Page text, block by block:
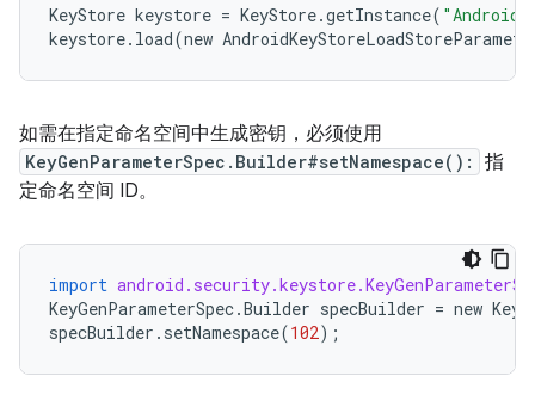
KeyStore keystore = KeyStore.getInstance(
keystore. load(new
如需在指定命名空间中生成密钥，必须使用
KeyGenParameterSpec.Builder#setNamespace():
指
定命名空间 ID。
import
KeyGenParameterSpec.Builder specBuilder = new
specBuilder . setNamespace(102);